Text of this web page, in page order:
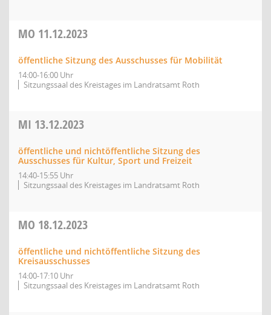
MO 11.12.2023
öffentliche Sitzung des Ausschusses für Mobilität
14:00-16:00 Uhr
Sitzungssaal des Kreistages im Landratsamt Roth
MI 13.12.2023
öffentliche und nichtöffentliche Sitzung des
Ausschusses für Kultur, Sport und Freizeit
14:40-15:55 Uhr
Sitzungssaal des Kreistages im Landratsamt Roth
MO 18.12.2023
öffentliche und nichtöffentliche Sitzung des
Kreisausschusses
14:00-17:10 Uhr
Sitzungssaal des Kreistages im Landratsamt Roth